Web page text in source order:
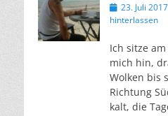
Veröffentlicht
am
23. Juli 2017
hinterlassen
Ich sitze
mich hin,
Wolken bis
Richtung
kalt, die